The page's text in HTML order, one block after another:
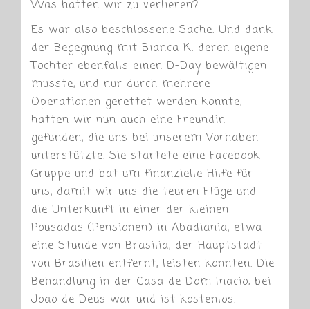
Was hatten wir zu verlieren?
Es war also beschlossene Sache. Und dank
der Begegnung mit Bianca K. deren eigene
Tochter ebenfalls einen D-Day bewältigen
musste, und nur durch mehrere
Operationen gerettet werden konnte,
hatten wir nun auch eine Freundin
gefunden, die uns bei unserem Vorhaben
unterstützte. Sie startete eine Facebook
Gruppe und bat um finanzielle Hilfe für
uns, damit wir uns die teuren Flüge und
die Unterkunft in einer der kleinen
Pousadas (Pensionen) in Abadiania, etwa
eine Stunde von Brasilia, der Hauptstadt
von Brasilien entfernt, leisten konnten. Die
Behandlung in der Casa de Dom Inacio, bei
Joao de Deus war und ist kostenlos.